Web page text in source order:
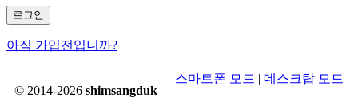
로그인
아직 가입전입니까?
© 2014-2026 shimsangduk
스마트폰 모드 | 데스크탑 모드